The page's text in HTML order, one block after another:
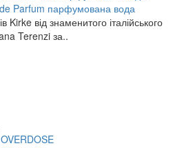
Parfum парфумована вода
від знаменитого італійського
Terenzi за..